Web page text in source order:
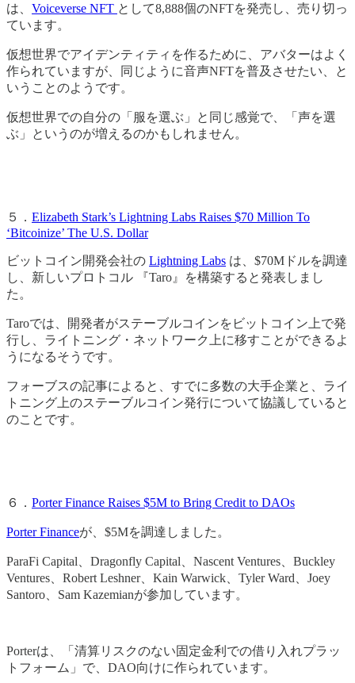
は、 Voiceverse NFT として8,888個のNFTを発売し、売り切っ
ています。
仮想世界でアイデンティティを作るために、アバターはよく
作られていますが、同じように音声NFTを普及させたい、と
いうことのようです。
仮想世界での自分の「服を選ぶ」と同じ感覚で、「声を選
ぶ」というのが増えるのかもしれません。
５． Elizabeth Stark’s Lightning Labs Raises $70 Million To
‘Bitcoinize’ The U.S. Dollar
ビットコイン開発会社の Lightning Labs は、$70Mドルを調達
し、新しいプロトコル 『Taro』を構築すると発表しまし
た。
Taroでは、開発者がステーブルコインをビットコイン上で発
行し、ライトニング・ネットワーク上に移すことができるよ
うになるそうです。
フォーブスの記事によると、すでに多数の大手企業と、ライ
トニング上のステーブルコイン発行について協議していると
のことです。
６． Porter Finance Raises $5M to Bring Credit to DAOs
Porter Financeが、$5Mを調達しました。
ParaFi Capital、Dragonfly Capital、Nascent Ventures、Buckley
Ventures、Robert Leshner、Kain Warwick、Tyler Ward、Joey
Santoro、Sam Kazemianが参加しています。
Porterは、「清算リスクのない固定金利での借り入れプラッ
トフォーム」で、DAO向けに作られています。